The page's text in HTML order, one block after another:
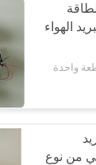
الهواء
من نوع